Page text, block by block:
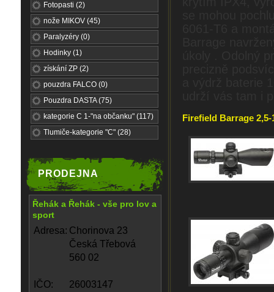
Fotopasti (2)
nože MIKOV (45)
Paralyzéry (0)
Hodinky (1)
získání ZP (2)
pouzdra FALCO (0)
Pouzdra DASTA (75)
kategorie C 1-"na občanku" (117)
Tlumiče-kategorie "C" (28)
PRODEJNA
Řehák a Řehák - vše pro lov a
sport
Adresa: Chorinova 23
Česká Třebová
560 02
IČO:
26003147
Firefield Barrage